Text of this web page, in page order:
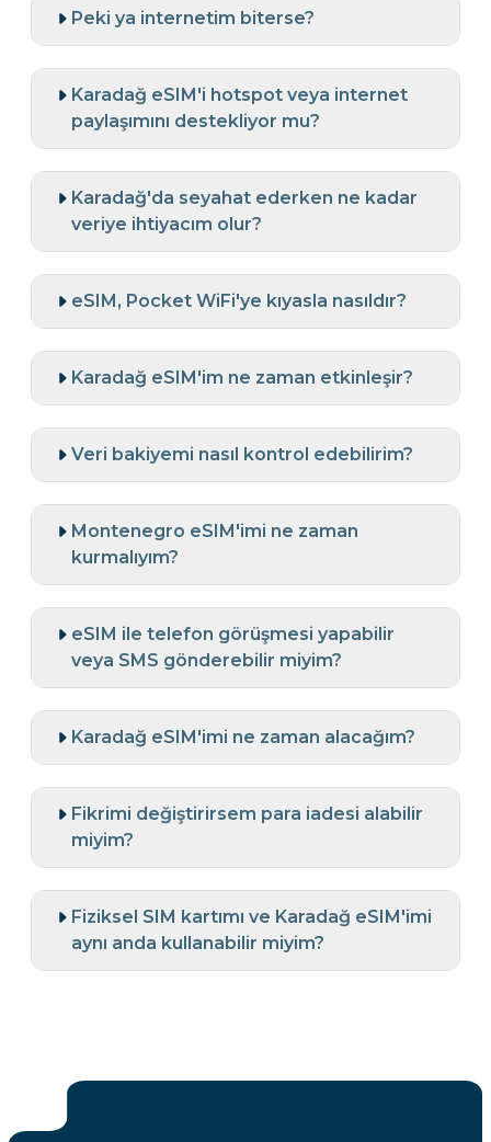
Peki ya internetim biterse?
Karadağ eSIM'i hotspot veya internet
paylaşımını destekliyor mu?
Karadağ'da seyahat ederken ne kadar
veriye ihtiyacım olur?
eSIM, Pocket WiFi'ye kıyasla nasıldır?
Karadağ eSIM'im ne zaman etkinleşir?
Veri bakiyemi nasıl kontrol edebilirim?
Montenegro eSIM'imi ne zaman
kurmalıyım?
eSIM ile telefon görüşmesi yapabilir
veya SMS gönderebilir miyim?
Karadağ eSIM'imi ne zaman alacağım?
Fikrimi değiştirirsem para iadesi alabilir
miyim?
Fiziksel SIM kartımı ve Karadağ eSIM'imi
aynı anda kullanabilir miyim?